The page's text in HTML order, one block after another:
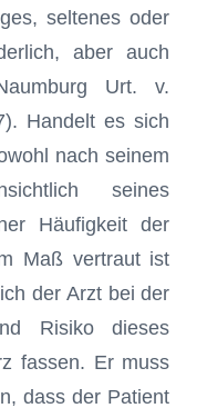
seltenes oder
aber auch
Urt. v.
Handelt es sich
nach seinem
seines
Häufigkeit der
Maß vertraut ist
der Arzt bei der
Risiko dieses
fassen. Er muss
dass der Patient